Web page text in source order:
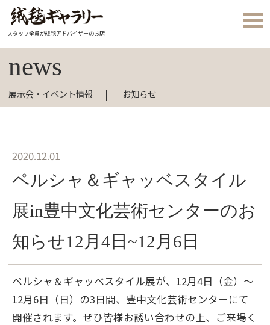
スタッフ全員が絨毯アドバイザーのお店
news
展示会・イベント情報 お知らせ
2020.12.01
ペルシャ＆ギャッベスタイル
展in豊中文化芸術センターのお
知らせ12月4日~12月6日
ペルシャ＆ギャッベスタイル展が、12月4日（金）～
12月6日（日）の3日間、豊中文化芸術センターにて
開催されます。ぜひ皆様お誘い合わせの上、ご来場く